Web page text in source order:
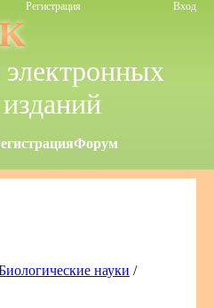
Регистрация Вход
электронных
Форум
науки /